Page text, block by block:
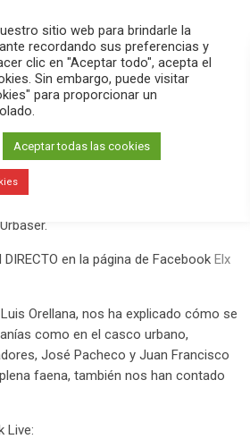
search menu pause PLAY
servicio de recogida
Urbaser
hemos estado en la pedanía
en la página de Facebook Elx
Orellana, nos ha explicado cómo se
como en el casco urbano,
José Pacheco y Juan Francisco
faena, también nos han contado
Live:
sitio web para brindarle la
recordando sus preferencias y
clic en "Aceptar todo", acepta el
Sin embargo, puede visitar
para proporcionar un
Aceptar todas las cookies